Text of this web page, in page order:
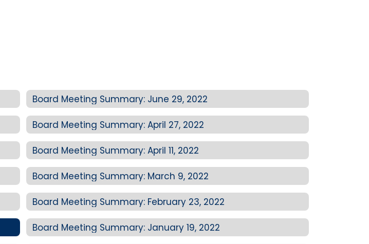
Board Meeting Summary: June 29, 2022
Board Meeting Summary: April 27, 2022
Board Meeting Summary: April 11, 2022
Board Meeting Summary: March 9, 2022
Board Meeting Summary: February 23, 2022
Board Meeting Summary: January 19, 2022